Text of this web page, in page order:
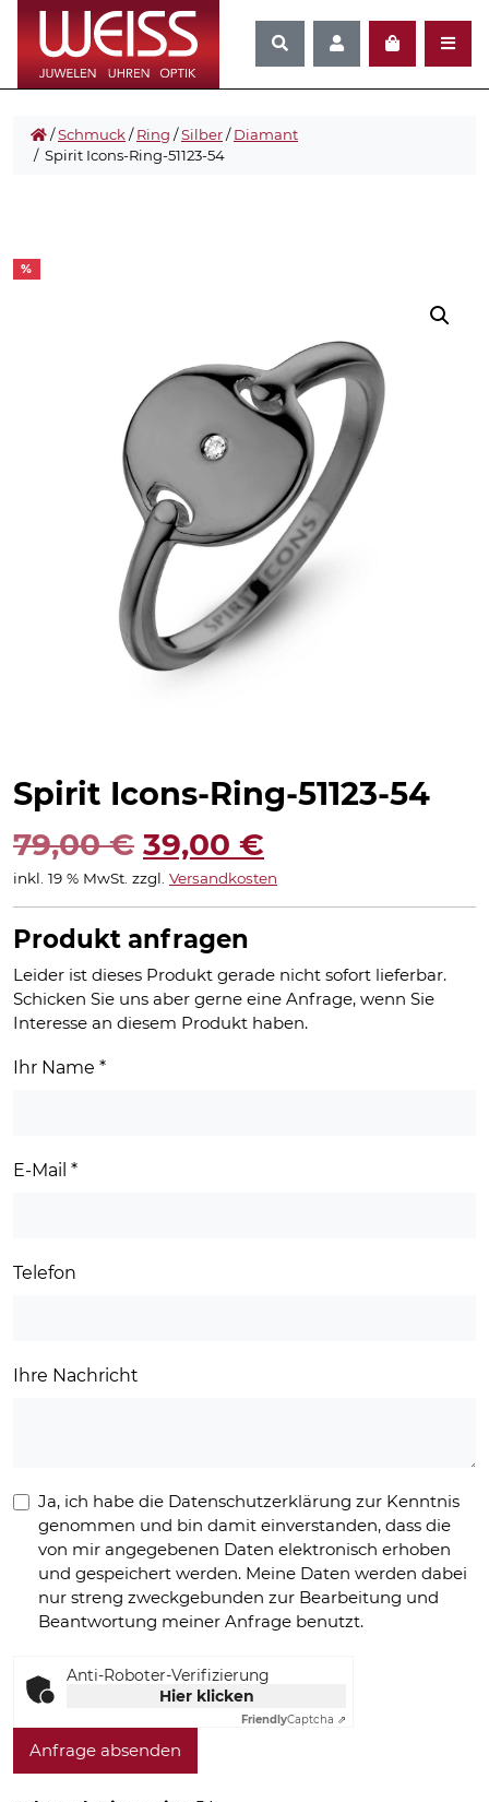
/Schmuck/Ring /Silber/Diamant
/ Spirit Icons-Ring-51123-54
%
Spirit Icons-Ring-51123-54
79,00€ Ursprünglicher
Preis
war:
79,00 €
39,00 €
Preis
39,00 €.
inkl. 19 % MwSt. zzgl. Versandkosten
Produkt anfragen
Leider ist dieses Produkt gerade nicht sofort lieferbar.
Schicken Sie uns aber gerne eine Anfrage, wenn Sie
Interesse an diesem Produkt haben.
Ihr Name *
E-Mail *
Telefon
Ihre Nachricht
Ja, ich habe die Datenschutzerklärung zur Kenntnis
genommen und bin damit einverstanden, dass die
von mir angegebenen Daten elektronisch erhoben
und gespeichert werden. Meine Daten werden dabei
nur streng zweckgebunden zur Bearbeitung und
Beantwortung meiner Anfrage benutzt.
Anti-Roboter-Verifizierung
Hier klicken
FriendlyCaptcha ⇗
Anfrage absenden